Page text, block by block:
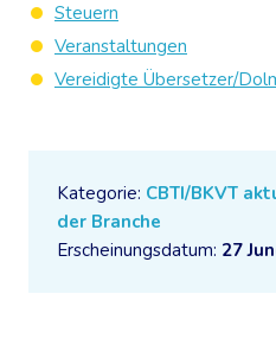
Kategorie: CBTI/BKVT
der Branche
Erscheinungsdatum: 27
Steuern
Veranstaltungen
Vereidigte Übersetzer/